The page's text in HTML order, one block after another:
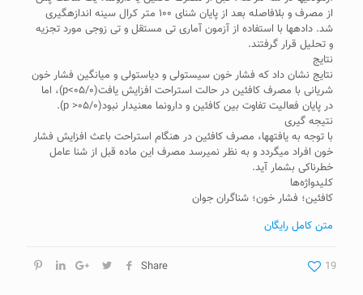
از مصرف و بلافاصله بعد از پایان شنای ۱۰۰ متر کرال سینه اندازه‎گیری
شد. داده‎ها با استفاده از آزمون آماری تی مستقل و تی زوجی مورد تجزیه
و تحلیل قرار گرفتند.
نتایج
نتایج نشان داد که فشار خون سیستولی و دیاستولی و میانگین فشار خون
شریانی با مصرف کافئین در حالت استراحت افزایش یافت(۰۵/۰>p)، اما
در پایان فعالیت تفاوت بین کافئین و دارونما معنی‎دار نبود(۰۵/۰< p).
نتیجه ­گیری
با توجه به یافته‎ها، مصرف کافئین در هنگام استراحت باعث افزایش فشار
خون افراد می‎گردد و به نظر نمی‎رسد مصرف این ماده قبل از شنا عامل
خطرناکی بشمار آید.
کلیدواژه‌ها
کافئین؛ فشار خون؛ شناگران جوان
متن کامل رایگان
Share 19